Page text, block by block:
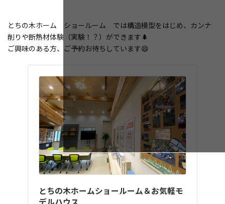
とちの木ホーム ショールーム では構造模型をはじめ、カンナ
削りや断熱材体験（実験！？）ができます🌲
ご興味のある方、ご予約お待ちしています😄
とちの木ホームショールーム＆お気軽モ